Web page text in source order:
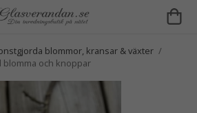
blommor, kransar & växter /
blomma och knoppar